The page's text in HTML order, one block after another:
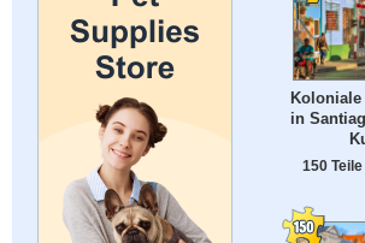
in
150